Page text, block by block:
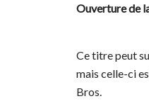
Ouverture de
Ce titre peut
mais celle-ci
Bros.